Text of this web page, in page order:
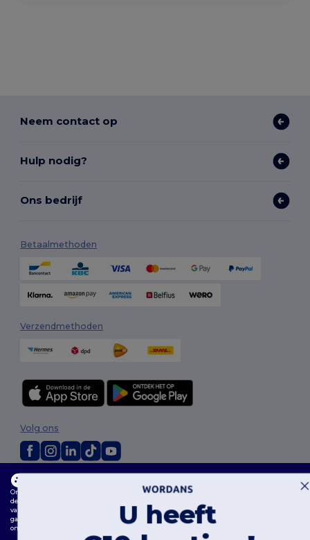
Neem contact op
Hulp nodig?
Ons bedrijf
Betaalmethoden
Verzendmethoden
Aanpassingsbeleid|
Volg ons
|Mortsel|Malines Lierre| Turnhout Geel
Onze website maakt gebruik van zowel onze eigen cookies als cookies van derden om
de algehele functionaliteit te verbeteren, uw voorkeuren te onthouden, de prestaties
van de website te analyseren en een vlotte en gepersonaliseerde browse-ervaring te
garanderen, inclusief op maat gemaakte inhoud, geoptimaliseerde interacties met
onze website en advertenties.
U heeft